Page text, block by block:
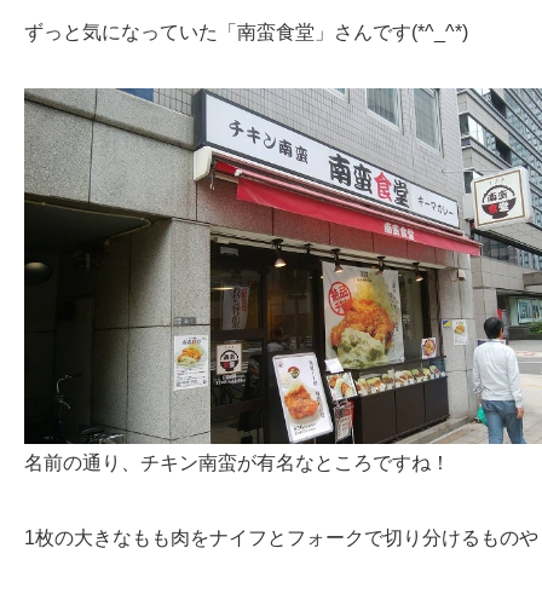
ずっと気になっていた「南蛮食堂」さんです(*^_^*)
名前の通り、チキン南蛮が有名なところですね！
1枚の大きなもも肉をナイフとフォークで切り分けるものや